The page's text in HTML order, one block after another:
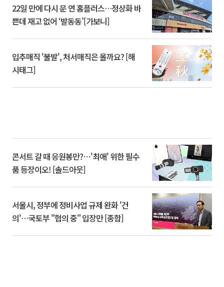
22일 만에 다시 문 연 홈플러스…정상화 바
쁜데 재고 없어 ‘발동동’[가보니]
입추매직 '불발', 처서매직은 올까요? [해
시태그]
콘서트 갈 때 응원봉만?⋯'최애' 위한 필수
품 등장이오! [솔드아웃]
서울시, 정부에 정비사업 규제 완화 '건
의'⋯국토부 "협의 중" 입장만 [종합]